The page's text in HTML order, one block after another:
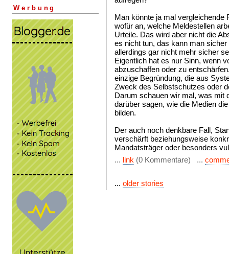
Werbung
Man könnte ja mal vergleichende
wofür an, welche Meldestellen
Urteile. Das wird aber nicht die
es nicht tun, das kann man
allerdings gar nicht mehr sicher
Eigentlich hat es nur Sinn, wenn
abzuschaffen oder zu
einzige Begründung, die aus
Zweck des Selbstschutzes oder
Darum schauen wir mal, was mit
darüber sagen, wie die Medien
bilden.
Der auch noch denkbare Fall,
verschärft beziehungsweise
Mandatsträger oder besonders
... link (0 Kommentare) ...
... older stories